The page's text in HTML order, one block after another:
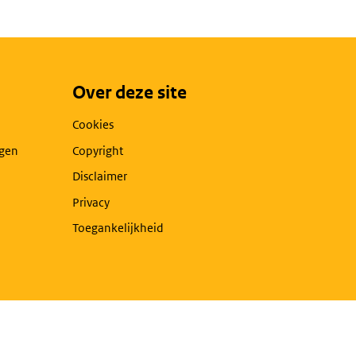
Over deze site
Cookies
Copyright
Disclaimer
Privacy
Toegankelijkheid